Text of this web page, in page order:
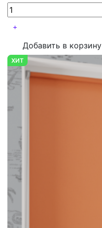
Добавить в корзину
ХИТ